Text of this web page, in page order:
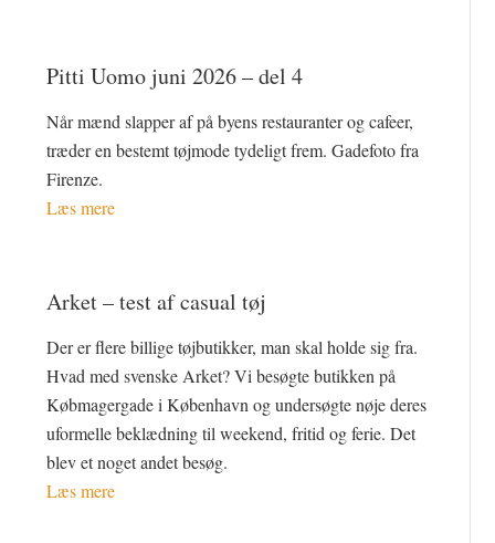
Pitti Uomo juni 2026 – del 4
Når mænd slapper af på byens restauranter og cafeer,
træder en bestemt tøjmode tydeligt frem. Gadefoto fra
Firenze.
Læs mere
Arket – test af casual tøj
Der er flere billige tøjbutikker, man skal holde sig fra.
Hvad med svenske Arket? Vi besøgte butikken på
Købmagergade i København og undersøgte nøje deres
uformelle beklædning til weekend, fritid og ferie. Det
blev et noget andet besøg.
Læs mere